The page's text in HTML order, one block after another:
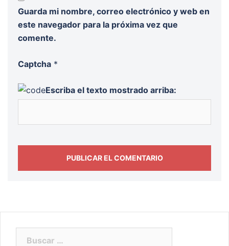
Guarda mi nombre, correo electrónico y web en
este navegador para la próxima vez que
comente.
Captcha *
Escriba el texto mostrado arriba: